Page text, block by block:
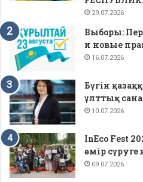
29.07.2026
Выборы:
и новые
16.07.2026
Бүгін
ұлттық
10.07.2026
InEco Fest
өмір
09.07.2026